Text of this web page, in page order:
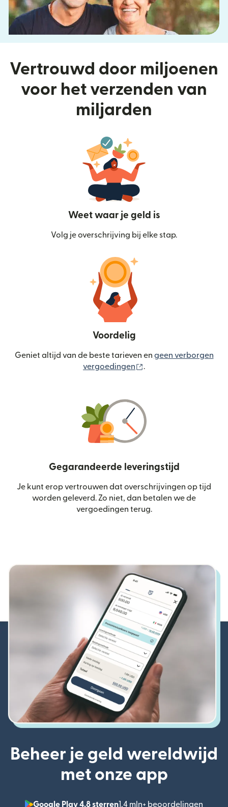
Vertrouwd door miljoenen
voor het verzenden van
miljarden
Weet waar je geld is
Volg je overschrijving bij elke stap.
Voordelig
Geniet altijd van de beste tarieven en geen verborgen
vergoedingen
.
Gegarandeerde leveringstijd
Je kunt erop vertrouwen dat overschrijvingen op tijd
worden geleverd. Zo niet, dan betalen we de
vergoedingen terug.
Beheer je geld wereldwijd
met onze app
Google Play 4,8 sterren1,4 mln+ beoordelingen